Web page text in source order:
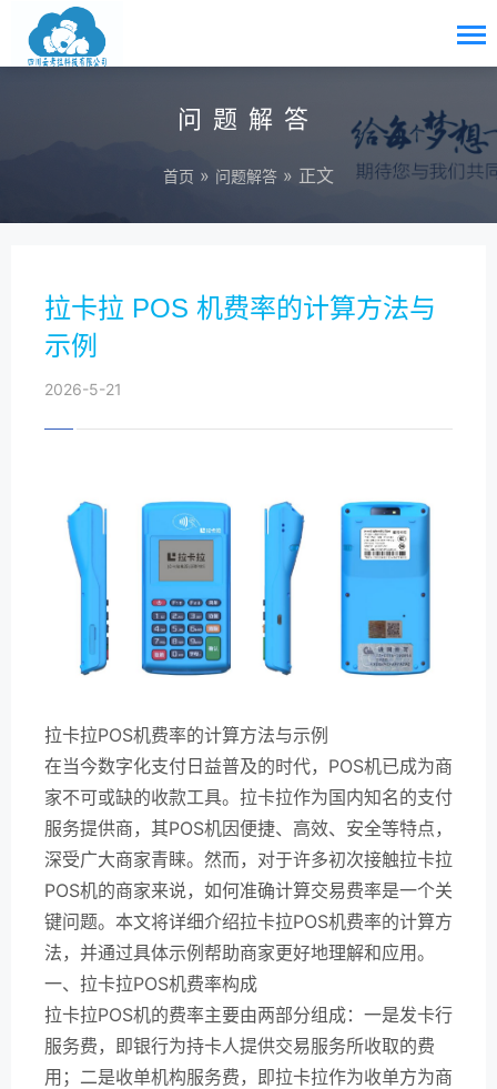
问题解答
首页 » 问题解答 » 正文
拉卡拉 POS 机费率的计算方法与
示例
2026-5-21
拉卡拉POS机费率的计算方法与示例
在当今数字化支付日益普及的时代，POS机已成为商
家不可或缺的收款工具。拉卡拉作为国内知名的支付
服务提供商，其POS机因便捷、高效、安全等特点，
深受广大商家青睐。然而，对于许多初次接触拉卡拉
POS机的商家来说，如何准确计算交易费率是一个关
键问题。本文将详细介绍拉卡拉POS机费率的计算方
法，并通过具体示例帮助商家更好地理解和应用。
一、拉卡拉POS机费率构成
拉卡拉POS机的费率主要由两部分组成：一是发卡行
服务费，即银行为持卡人提供交易服务所收取的费
用；二是收单机构服务费，即拉卡拉作为收单方为商